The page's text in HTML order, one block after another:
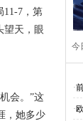
11-7，第
望天，眼
会。”这
，她多少
今
·
·